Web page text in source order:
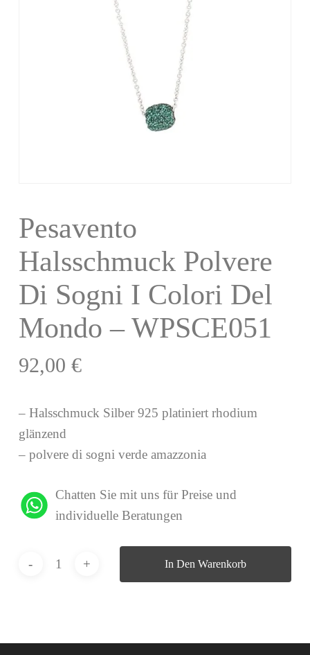
Pesavento
Halsschmuck Polvere
Di Sogni I Colori Del
Mondo – WPSCE051
92,00 €
– Halsschmuck Silber 925 platiniert rhodium
glänzend
– polvere di sogni verde amazzonia
Chatten Sie mit uns für Preise und
individuelle Beratungen
In Den Warenkorb